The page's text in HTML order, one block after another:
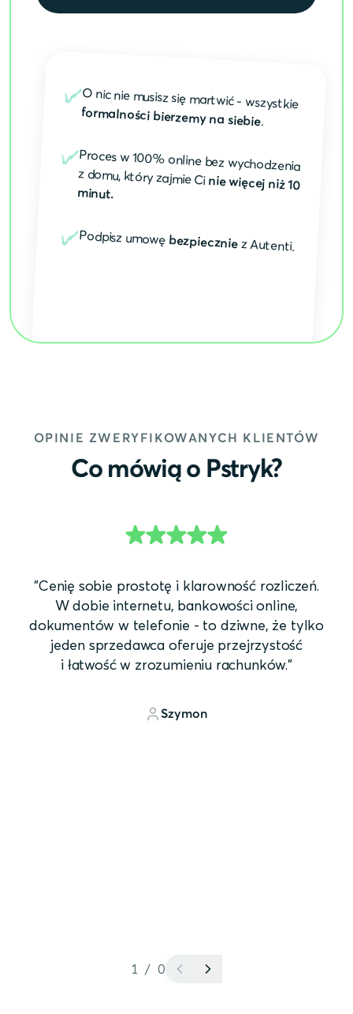
O nic nie musisz się martwić - wszystkie
formalności bierzemy na siebie.
Proces w 100% online bez wychodzenia
z domu, który zajmie Cinie więcej niż 10
minut.
Podpisz umowę bezpieczniez Autenti.
OPINIE ZWERYFIKOWANYCH KLIENTÓW
Co mówią o Pstryk?
"Cenię sobie prostotę i klarowność rozliczeń.
W dobie internetu, bankowości online,
dokumentów w telefonie - to dziwne, że tylko
jeden sprzedawca oferuje przejrzystość
i łatwość w zrozumieniu rachunków."
Szymon
1 / 0